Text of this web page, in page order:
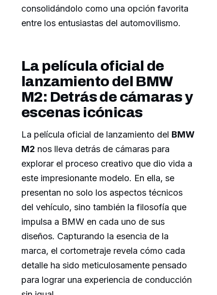
consolidándolo como una opción favorita
entre los entusiastas del automovilismo.
La película oficial de
lanzamiento del BMW
M2: Detrás de cámaras y
escenas icónicas
La película oficial de lanzamiento del BMW
M2 nos lleva detrás de cámaras para
explorar el proceso creativo que dio vida a
este impresionante modelo. En ella, se
presentan no solo los aspectos técnicos
del vehículo, sino también la filosofía que
impulsa a BMW en cada uno de sus
diseños. Capturando la esencia de la
marca, el cortometraje revela cómo cada
detalle ha sido meticulosamente pensado
para lograr una experiencia de conducción